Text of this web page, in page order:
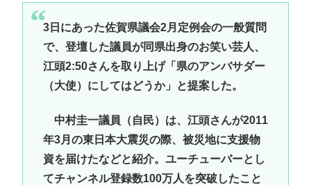
3日にあった佐賀県議会2月定例会の一般質問
で、登壇した議員が同県出身のお笑い芸人、
江頭2:50さんを取り上げ「県のアンバサダー
（大使）にしてはどうか」と提案した。
中村圭一議員（自民）は、江頭さんが2011
年3月の東日本大震災の際、被災地に支援物
資を届けたなどと紹介。ユーチューバーとし
てチャンネル登録数100万人を突破したこと